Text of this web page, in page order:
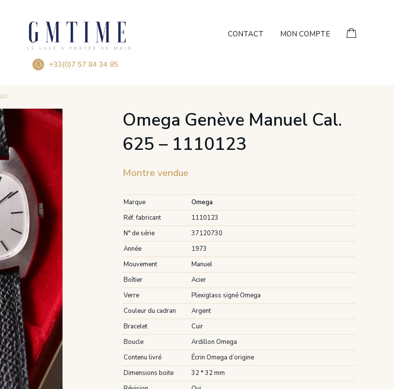
+33(0)7 57 84 34 85
CONTACT MON COMPTE
Omega Genève Manuel Cal.
625 – 1110123
Montre vendue
Marque
Omega
Réf. fabricant
1110123
N° de série
37120730
Année
1973
Mouvement
Manuel
Boîtier
Acier
Verre
Plexiglass signé Omega
Couleur du cadran
Argent
Bracelet
Cuir
Boucle
Ardillon Omega
Contenu livré
Écrin Omega d’origine
Dimensions boite
32 * 32 mm